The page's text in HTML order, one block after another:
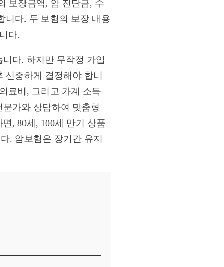
보장금액, 암 진단금, 수
니다. 두 보험의 보장 내용
다.
다. 하지만 무작정 가입
신중하게 결정해야 합니
료비, 그리고 가계 소득
가와 상담하여 맞춤형
, 80세, 100세 만기 상품
. 암보험은 장기간 유지